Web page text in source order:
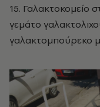
15. Γαλακτοκομείο
γεμάτο
γαλακτομπούρεκο